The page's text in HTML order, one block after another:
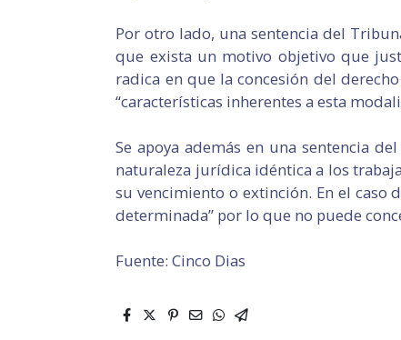
Por otro lado, una sentencia del
que exista un motivo objetivo que
radica en que la concesión del
“características inherentes a esta
Se apoya además en una sentencia
naturaleza jurídica idéntica a los
su vencimiento o extinción. En el caso
determinada” por lo que no puede
Fuente: Cinco Dias